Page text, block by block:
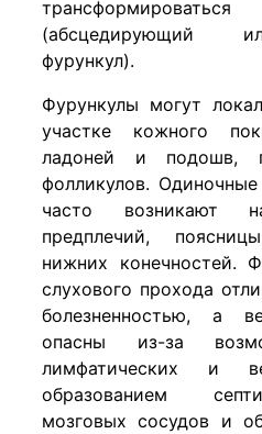
(абсцедирующий
фурункул).
Фурункулы могут
участке кожного
ладоней и подошв,
фолликулов.
часто возникают
предплечий,
нижних конечностей.
слухового прохода
болезненностью, а
опасны из-за
лимфатических и
образованием
мозговых сосудов и